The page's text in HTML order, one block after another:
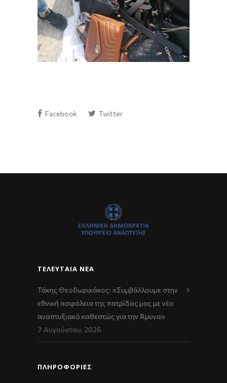
Facebook Twitter
ΤΕΛΕΥΤΑΊΑ ΝΈΑ
Τάκης Θεοδωρικάκος: «Συμβάλλουμε στην
εθνική ασφάλεια της πατρίδας μας με νέο
αναπτυξιακό καθεστώς για την Άμυνα»
7 Αυγούστου, 2026
ΠΛΗΡΟΦΟΡΙΕΣ